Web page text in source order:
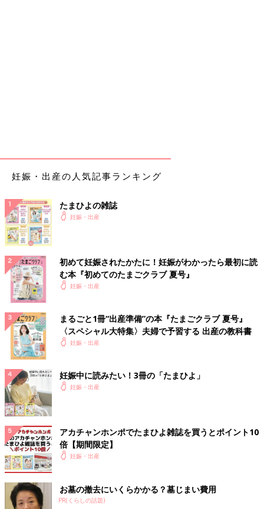
妊娠・出産の人気記事ランキング
たまひよの雑誌
妊娠・出産
初めて妊娠されたかたに！妊娠がわかったら最初に読
む本『初めてのたまごクラブ 夏号』
妊娠・出産
まるごと1冊“出産準備”の本『たまごクラブ 夏号』
〈スペシャル大特集〉夫婦で予習する 出産の教科書
妊娠・出産
妊娠中に読みたい！3冊の「たまひよ」
妊娠・出産
アカチャンホンポでたまひよ雑誌を買うとポイント10
倍【期間限定】
妊娠・出産
お墓の撤去にいくらかかる？墓じまい費用
PR(くらしの話題)